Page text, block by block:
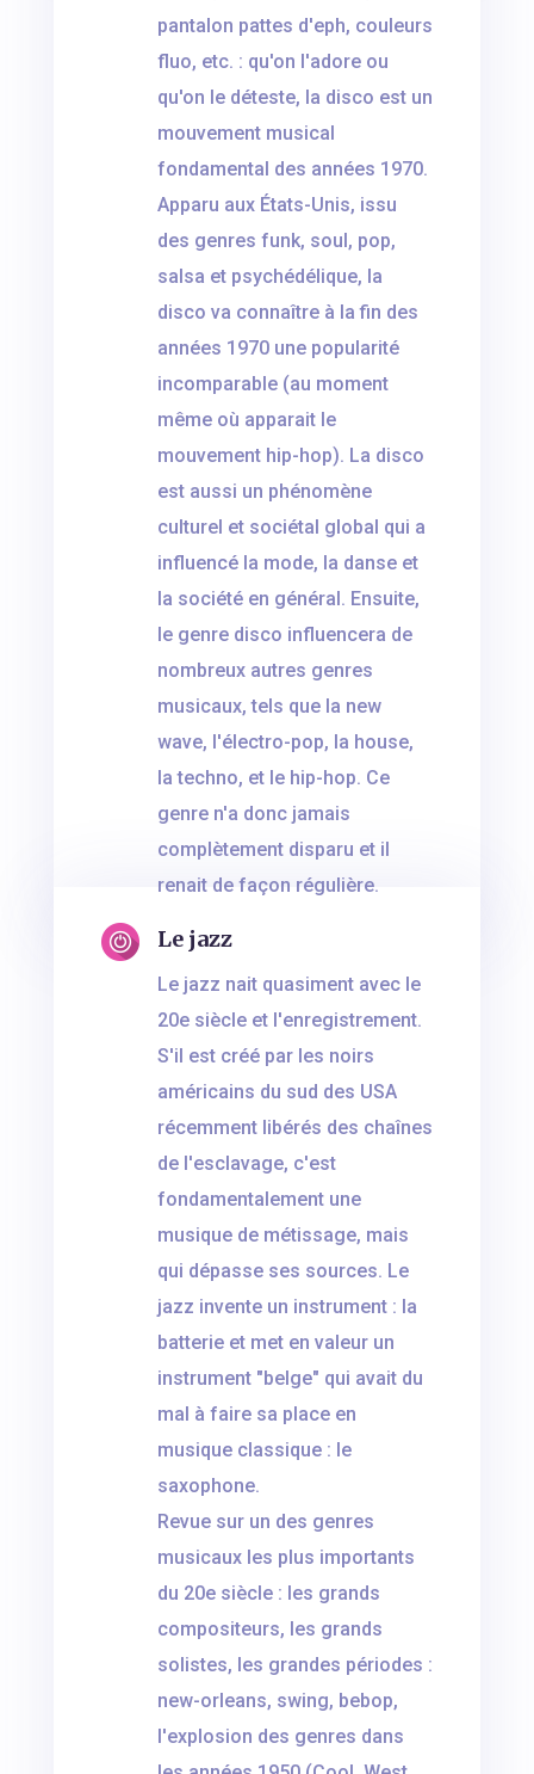
pantalon pattes d'eph, couleurs
fluo, etc. : qu'on l'adore ou
qu'on le déteste, la disco est un
mouvement musical
fondamental des années 1970.
Apparu aux États-Unis, issu
des genres funk, soul, pop,
salsa et psychédélique, la
disco va connaître à la fin des
années 1970 une popularité
incomparable (au moment
même où apparait le
mouvement hip-hop). La disco
est aussi un phénomène
culturel et sociétal global qui a
influencé la mode, la danse et
la société en général. Ensuite,
le genre disco influencera de
nombreux autres genres
musicaux, tels que la new
wave, l'électro-pop, la house,
la techno, et le hip-hop. Ce
genre n'a donc jamais
complètement disparu et il
renait de façon régulière.
Le jazz
Le jazz nait quasiment avec le
20e siècle et l'enregistrement.
S'il est créé par les noirs
américains du sud des USA
récemment libérés des chaînes
de l'esclavage, c'est
fondamentalement une
musique de métissage, mais
qui dépasse ses sources. Le
jazz invente un instrument : la
batterie et met en valeur un
instrument "belge" qui avait du
mal à faire sa place en
musique classique : le
saxophone.
Revue sur un des genres
musicaux les plus importants
du 20e siècle : les grands
compositeurs, les grands
solistes, les grandes périodes :
new-orleans, swing, bebop,
l'explosion des genres dans